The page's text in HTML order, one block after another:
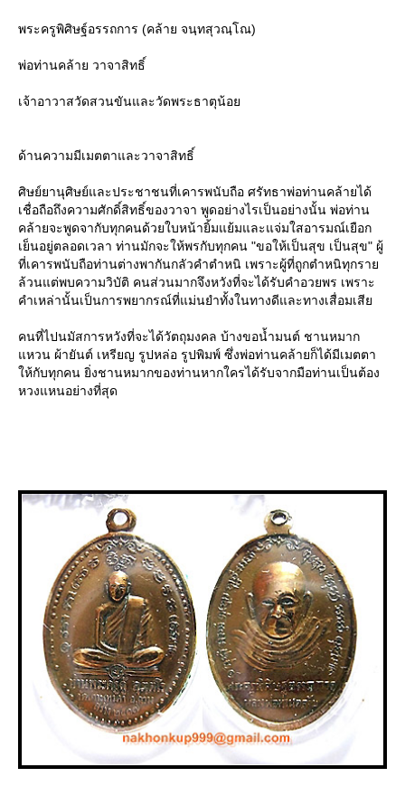
พระครูพิศิษฐ์อรรถการ (คล้าย จนฺทสุวณฺโณ)
พ่อท่านคล้าย วาจาสิทธิ์
เจ้าอาวาสวัดสวนขันและวัดพระธาตุน้อ
ด้านความมีเมตตาและวาจาสิทธิ์
ศิษย์ยานุศิษย์และประชาชนที่เคารพนับถือ ศรัทธาพ่อท่านคล้ายได้
เชื่อถือถึงความศักดิ์สิทธิ์ของวาจา พูดอย่างไรเป็นอย่างนั้น พ่อท่าน
คล้ายจะพูดจากับทุกคนด้วยใบหน้ายิ้มแย้มและแจ่มใสอารมณ์เยือก
เย็นอยู่ตลอดเวลา ท่านมักจะให้พรกับทุกคน "ขอให้เป็นสุข เป็นสุข" ผู้
ที่เคารพนับถือท่านต่างพากันกลัวคำตำหนิ เพราะผู้ที่ถูกตำหนิทุกรา
ล้วนแต่พบความวิบัติ คนส่วนมากจึงหวังที่จะได้รับคำอวยพร เพราะ
คำเหล่านั้นเป็นการพยากรณ์ที่แม่นยำทั้งในทางดีและทางเสื่อมเสี
คนที่ไปนมัสการหวังที่จะได้วัตถุมงคล บ้างขอน้ำมนต์ ชานหมาก
หวน ผ้ายันต์ เหรียญ รูปหล่อ รูปพิมพ์ ซึ่งพ่อท่านคล้ายก็ได้มีเมตตา
ห้กับทุกคน ยิ่งชานหมากของท่านหากใครได้รับจากมือท่านเป็นต้อง
หวงแหนอย่างที่สุด